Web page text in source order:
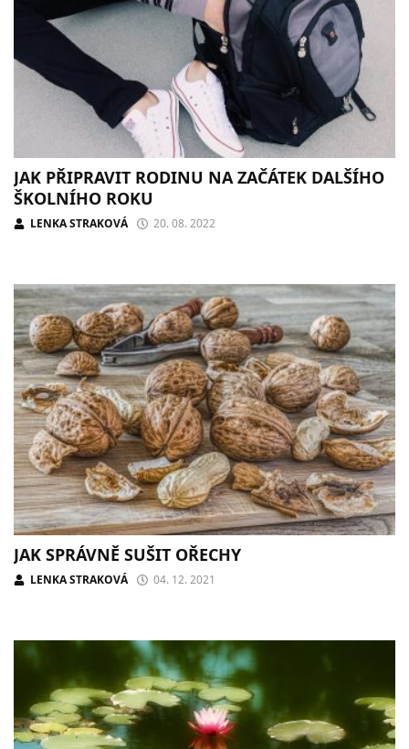
JAK PŘIPRAVIT RODINU NA ZAČÁTEK DALŠÍHO
ŠKOLNÍHO ROKU
LENKA STRAKOVÁ 20. 08. 2022
JAK SPRÁVNĚ SUŠIT OŘECHY
LENKA STRAKOVÁ 04. 12. 2021